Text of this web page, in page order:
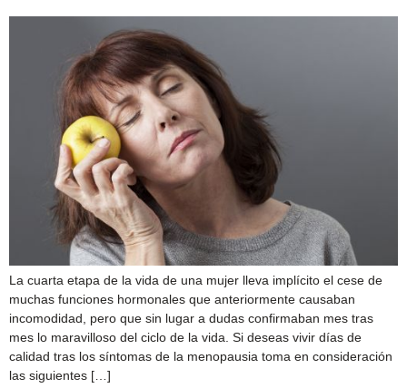
La cuarta etapa de la vida de una mujer lleva implícito el cese de
muchas funciones hormonales que anteriormente causaban
incomodidad, pero que sin lugar a dudas confirmaban mes tras
mes lo maravilloso del ciclo de la vida. Si deseas vivir días de
calidad tras los síntomas de la menopausia toma en consideración
las siguientes […]